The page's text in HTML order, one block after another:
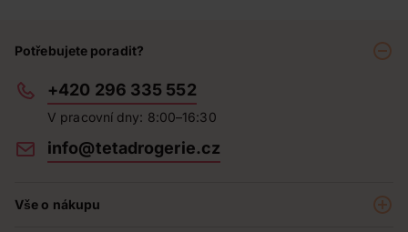
Potřebujete poradit?
+420 296 335 552
V pracovní dny: 8:00–16:30
info@tetadrogerie.cz
Vše o nákupu